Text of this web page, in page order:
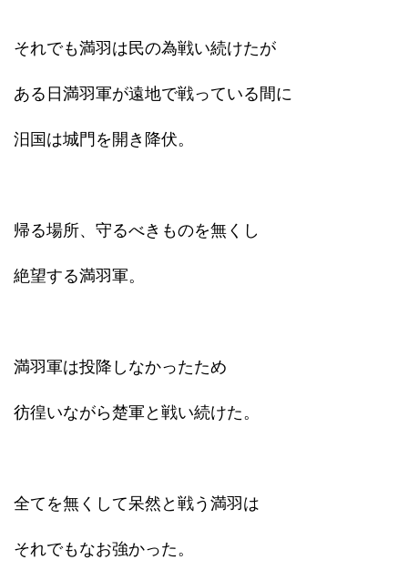
それでも満羽は民の為戦い続けたが
ある日満羽軍が遠地で戦っている間に
汨国は城門を開き降伏。
帰る場所、守るべきものを無くし
絶望する満羽軍。
満羽軍は投降しなかったため
彷徨いながら楚軍と戦い続けた。
全てを無くして呆然と戦う満羽は
それでもなお強かった。